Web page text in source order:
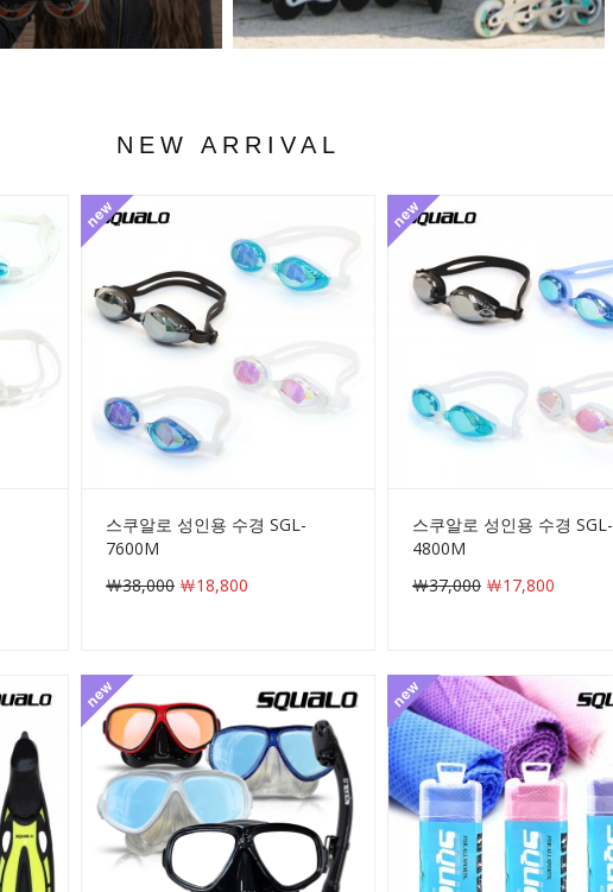
NEW ARRIVAL
스쿠알로 성인용 수경 SGL-
7600M
￦38,000 ￦18,800
스쿠알로 성인용 수경 SGL-
4800M
￦37,000 ￦17,800